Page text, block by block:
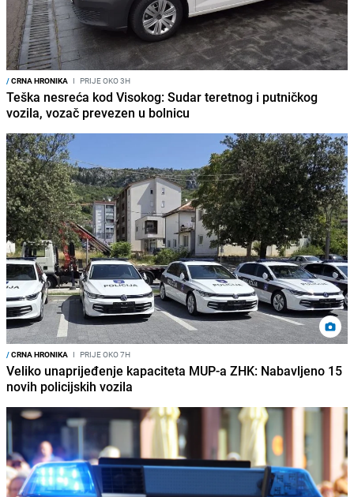
/CRNA HRONIKA I PRIJE OKO 3H
Teška nesreća kod Visokog: Sudar teretnog i putničkog
vozila, vozač prevezen u bolnicu
/CRNA HRONIKA I PRIJE OKO 7H
Veliko unaprijeđenje kapaciteta MUP-a ZHK: Nabavljeno 15
novih policijskih vozila